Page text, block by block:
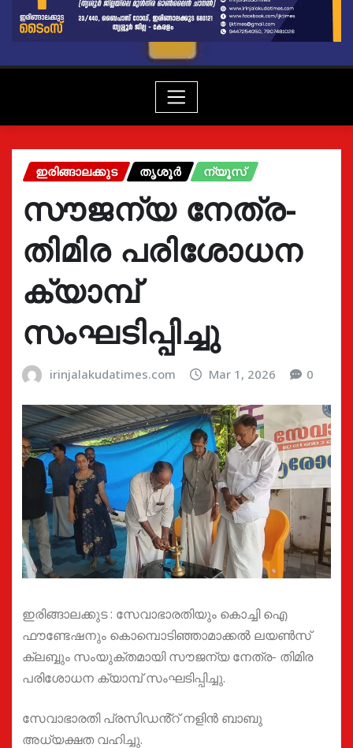
ഇരിങ്ങാലക്കുട തൃശൂർ ന്യൂസ്
സൗജന്യ നേത്ര-
തിമിര പരിശോധന
ക്യാമ്പ്
സംഘടിപ്പിച്ചു
irinjalakudatimes.com Mar 1, 2026 0
ഇരിങ്ങാലക്കുട : സേവാഭാരതിയും കൊച്ചി ഐ
ഫൗണ്ടേഷനും കൊമ്പൊടിഞ്ഞാമാക്കൽ ലയൺസ്
ക്ലബ്ബും സംയുക്തമായി സൗജന്യ നേത്ര- തിമിര
പരിശോധന ക്യാമ്പ് സംഘടിപ്പിച്ചു.
സേവാഭാരതി പ്രസിഡൻ്റ് നളിൻ ബാബു
അധ്യക്ഷത വഹിച്ചു.